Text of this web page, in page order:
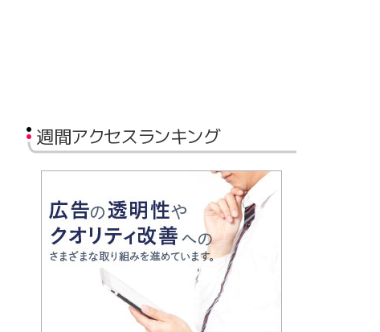
週間アクセスランキング